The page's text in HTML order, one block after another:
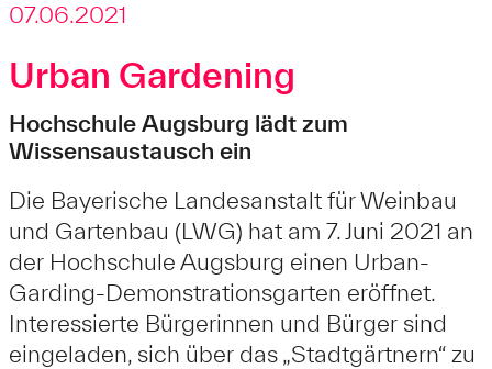
07.06.2021
Urban Gardening
Hochschule Augsburg lädt zum
Wissensaustausch ein
Die Bayerische Landesanstalt für Weinbau
und Gartenbau (LWG) hat am 7. Juni 2021 an
der Hochschule Augsburg einen Urban-
Garding-Demonstrationsgarten eröffnet.
Interessierte Bürgerinnen und Bürger sind
eingeladen, sich über das „Stadtgärtnern“ zu